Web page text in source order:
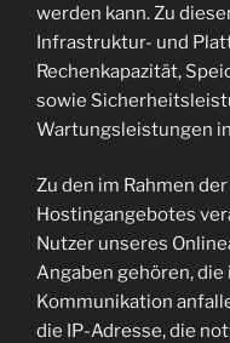
werden kann. Zu
Infrastruktur- und
Rechenkapazität,
sowie
Wartungsleistungen
Zu den im Rahmen
Hostingangebotes
Nutzer unseres
Angaben gehören,
Kommunikation
die IP-Adresse, die